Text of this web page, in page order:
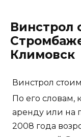
Винстрол
Климовск
Винстрол
По его словам,
аренду или на
2008 года